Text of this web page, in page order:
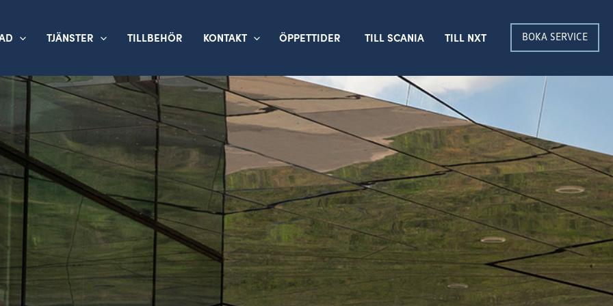
TJÄNSTER TILLBEHÖR KONTAKT ÖPPETTIDER TILL SCANIA TILL NXT BOKA SERVICE